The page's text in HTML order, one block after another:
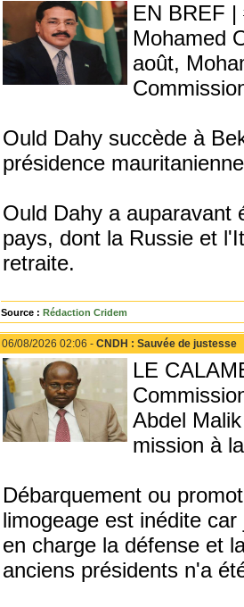
EN BREF |
Mohamed
août,
Ould Dahy succède à
présidence
Ould Dahy a auparavant
pays, dont la Russie et
retraite.
Source : Rédaction Cridem
06/08/2026 02:06 - CNDH : Sauvée de justesse
LE
Abdel
mission à
Débarquement ou
limogeage est inédite
en charge la défense et
anciens présidents n'a